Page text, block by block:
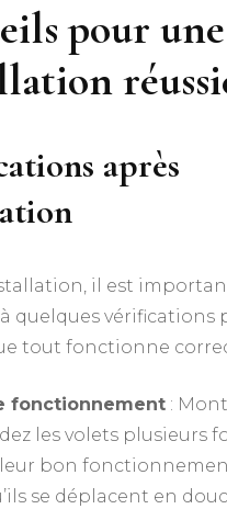
pour une
après
il est
quelques vérifications
tout fonctionne
fonctionnement :
les volets plusieurs
bon
se déplacent en